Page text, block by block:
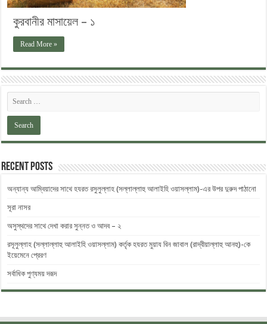
কুরবানীর মাসায়েল – ১
Read More »
Recent Posts
অন্যান্য আম্বিয়াদের সাথে হযরত রসুলুল্লাহ (সল্লাল্লাহু ‎আলাইহি ওয়াসল্লাম)-এর উপর দুরুদ ‎পাঠানো
সূরা নাসর
অসুস্থদের সাথে দেখা করার সুন্নত ও আদব – ২
রসূলুল্লাহ (সল্লাল্লাহু আলাইহি ওয়াসল্লাম) কর্তৃক হযরত মুয়ায বিন জাবাল (রাদ্বীয়াল্লাহু আনহু)-কে
ইয়েমেনে প্রেরণ
সর্বাধিক পুণ্যময় দরূদ